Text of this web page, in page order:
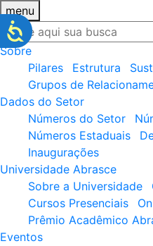
menu
Sobre
Pilares
Estrutura
Grupos de
Dados do Setor
Números do Setor
Números Estaduais
Inaugurações
Universidade Abrasce
Sobre a Universidade
Cursos Presenciais
Prêmio Acadêmico
Eventos